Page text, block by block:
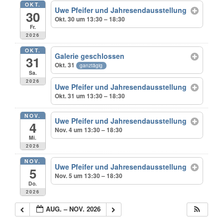
OKT.
30
Fr.
2026
Uwe Pfeifer und Jahresendausstellung
Okt. 30 um 13:30 – 18:30
OKT.
31
Sa.
2026
Galerie geschlossen
Okt. 31 ganztägig
Uwe Pfeifer und Jahresendausstellung
Okt. 31 um 13:30 – 18:30
NOV.
4
Mi.
2026
Uwe Pfeifer und Jahresendausstellung
Nov. 4 um 13:30 – 18:30
NOV.
5
Do.
2026
Uwe Pfeifer und Jahresendausstellung
Nov. 5 um 13:30 – 18:30
AUG. – NOV. 2026